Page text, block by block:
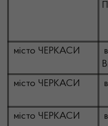
місто ЧЕРКАСИ
місто ЧЕРКАСИ
місто ЧЕРКАСИ